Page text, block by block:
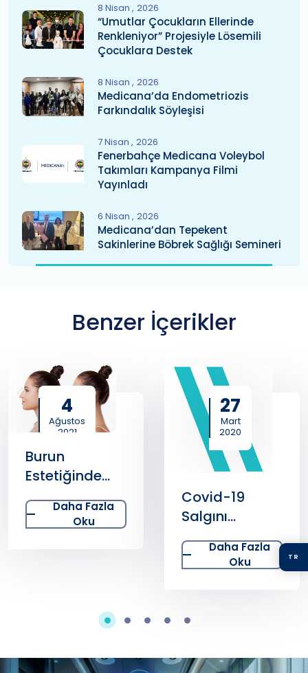
TR
8 Nisan 2026
“Umutlar Çocukların Ellerinde
Renkleniyor” Projesiyle Lösemili
Çocuklara Destek
8 Nisan 2026
Medicana’da Endometriozis
Farkındalık Söyleşisi
7 Nisan 2026
Fenerbahçe Medicana Voleybol
Takımları Kampanya Filmi
Yayınladı
6 Nisan 2026
Medicana’dan Tepekent
Sakinlerine Böbrek Sağlığı Semineri
Benzer İçerikler
4
Ağustos
2021
Burun
Estetiğinde
Hastanın
Beklentileri Kilit
Rol Oynuyor
Daha Fazla
Oku
27
Mart
2020
Covid-19
Salgını
Nedeniyle
Uzun Süre
Evde Kalırken
Etmeliyiz?
Daha Fazla
Oku